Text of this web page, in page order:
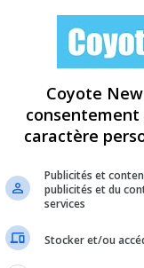
Coyote
consentement
caractère
Publicités et
publicités et du
services
Stocker et/ou